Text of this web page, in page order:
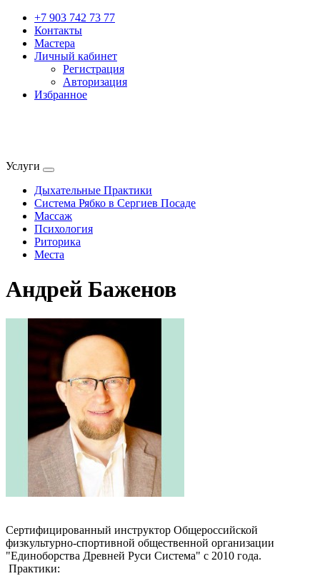
+7 903 742 73 77
Контакты
Мастера
Личный кабинет
Регистрация
Авторизация
Избранное
Услуги
Дыхательные Практики
Система Рябко в Сергиев Посаде
Массаж
Психология
Риторика
Места
Андрей Баженов
Сертифицированный инструктор Общероссийской
физкультурно-спортивной общественной организации
"Единоборства Древней Руси Система" с 2010 года.
Практики: